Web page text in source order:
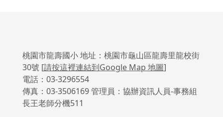
頁尾區域內容
桃園市龍壽國小 地址：桃園市龜山區龍壽里龍校街
30號 [請按這裡連結到Google Map 地圖]
電話：03-3296554
傳真：03-3506169 管理員：協辦資訊人員-事務組
長王老師分機511